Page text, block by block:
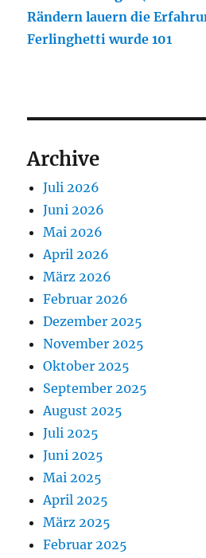
Rändern lauern die
Ferlinghetti wurde 101
Archive
Juli 2026
Juni 2026
Mai 2026
April 2026
März 2026
Februar 2026
Dezember 2025
November 2025
Oktober 2025
September 2025
August 2025
Juli 2025
Juni 2025
Mai 2025
April 2025
März 2025
Februar 2025